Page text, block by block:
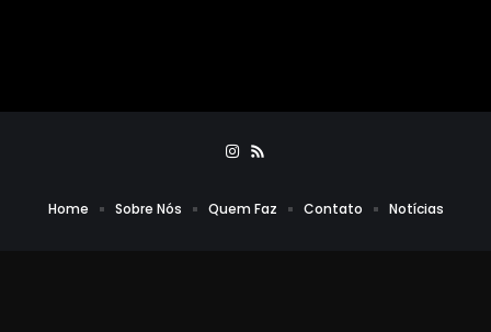
Home Sobre Nós Quem Faz Contato Notícias